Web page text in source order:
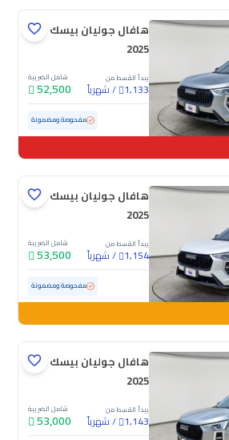
هافال جوليان بيسك
2025
يبدأ القسط من
1,133
/شهرياً
شامل الضريبة
52,500
مفحوصة ومضمونة
هافال جوليان بيسك
2025
يبدأ القسط من
1,154
/شهرياً
شامل الضريبة
53,500
ممشى قليل مفحوصة ومضمونة
هافال جوليان بيسك
2025
يبدأ القسط من
1,143
/شهرياً
شامل الضريبة
53,000